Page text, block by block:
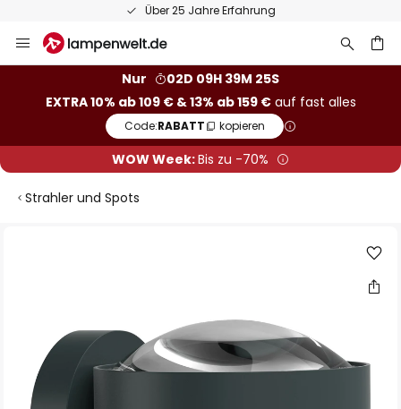
Über 25 Jahre Erfahrung
Inhalt
Nur
02D 09H 39M 25S
EXTRA 10% ab 109 € & 13% ab 159 €auf fast alles
Code:RABATT kopieren
WOW Week:Bis zu -70%
Strahler und Spots